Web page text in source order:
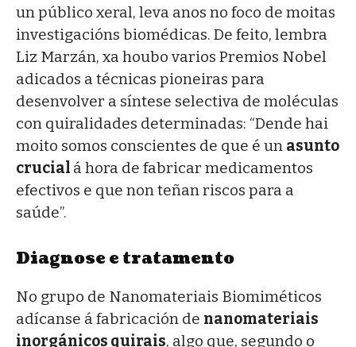
un público xeral, leva anos no foco de moitas
investigacións biomédicas. De feito, lembra
Liz Marzán, xa houbo varios Premios Nobel
adicados a técnicas pioneiras para
desenvolver a síntese selectiva de moléculas
con quiralidades determinadas: “Dende hai
moito somos conscientes de que é un asunto
crucial á hora de fabricar medicamentos
efectivos e que non teñan riscos para a
saúde”.
Diagnose e tratamento
No grupo de Nanomateriais Biomiméticos
adícanse á fabricación de nanomateriais
inorgánicos quirais, algo que, segundo o